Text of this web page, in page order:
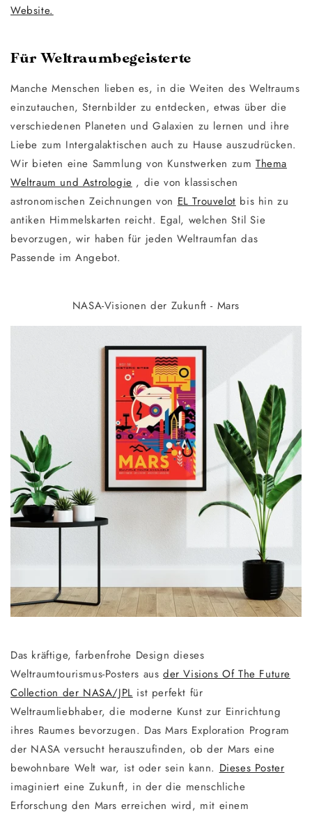
Website.
Für Weltraumbegeisterte
Manche Menschen lieben es, in die Weiten des Weltraums
einzutauchen, Sternbilder zu entdecken, etwas über die
verschiedenen Planeten und Galaxien zu lernen und ihre
Liebe zum Intergalaktischen auch zu Hause auszudrücken.
Wir bieten eine Sammlung von Kunstwerken zumThema
Weltraum und Astrologie , die von klassischen
astronomischen Zeichnungen von EL Trouvelot bis hin zu
antiken Himmelskarten reicht. Egal, welchen Stil Sie
bevorzugen, wir haben für jeden Weltraumfan das
Passende im Angebot.
NASA-Visionen der Zukunft - Mars
Das kräftige, farbenfrohe Design dieses
Weltraumtourismus-Posters ausder Visions Of The Future
Collection der NASA/JPL ist perfekt für
Weltraumliebhaber, die moderne Kunst zur Einrichtung
ihres Raumes bevorzugen. Das Mars Exploration Program
der NASA versucht herauszufinden, ob der Mars eine
bewohnbare Welt war, ist oder sein kann. Dieses Poster
imaginiert eine Zukunft, in der die menschliche
Erforschung den Mars erreichen wird, mit einem